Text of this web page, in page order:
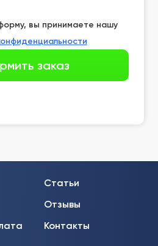
вы принимаете нашу
Статьи
Отзывы
Контакты